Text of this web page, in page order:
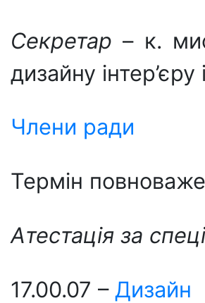
Секретар – к.
дизайну
Члени ради
Термін
Атестація за
17.00.07 – Дизайн